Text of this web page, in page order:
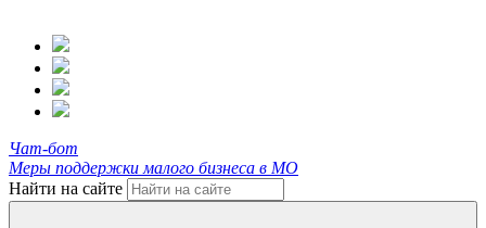
Чат-бот
Меры поддержки малого бизнеса в МО
Найти на сайте